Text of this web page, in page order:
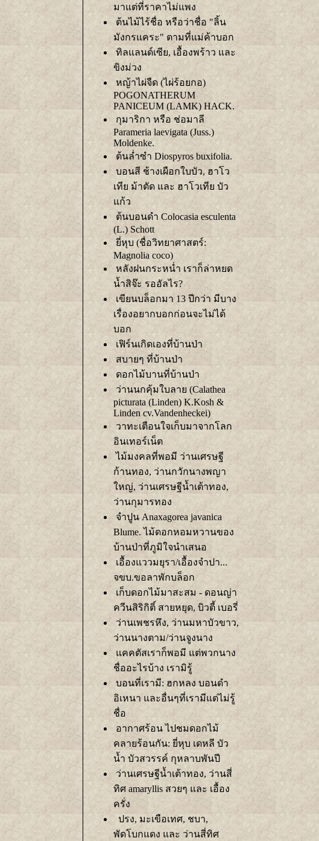
มาแต่ที่ราคาไม่แพง
ต้นไม้ไร้ชื่อ หรือว่าชื่อ "ลิ้น
มังกรแคระ" ตามที่แม่ค้าบอก
ทิลแลนด์เซีย, เอื้องพร้าว และ
ขิงม่วง
หญ้าไผ่จืด (ไผ่ร้อยกอ)
POGONATHERUM
PANICEUM (LAMK) HACK.
กุมาริกา หรือ ช่อมาลี
Parameria laevigata (Juss.)
Moldenke.
ต้นล่ำซำ Diospyros buxifolia.
บอนสี ช้างเผือกใบบัว, ฮาโว
เทีย ม้าตัด และ ฮาโวเทีย บัว
ก้ว
ต้นบอนดำ Colocasia esculenta
(L.) Schott
ี่หุบ (ชื่อวิทยาศาสตร์:
Magnolia coco)
หลังฝนกระหน่ำ เราก็ล่าหยด
น้ำสิจ๊ะ รออัลไร?
เขียนบล็อกมา 13 ปีกว่า มีบาง
เรื่องอยากบอกก่อนจะไม่ได้
บอก
เฟิร์นเกิดเองที่บ้านป่า
สบายๆ ที่บ้านป่า
ดอกไม้บานที่บ้านป่า
ว่านนกคุ้มใบลาย (Calathea
picturata (Linden) K.Kosh &
Linden cv.Vandenheckei)
วาทะเตือนใจเก็บมาจากโลก
อินเทอร์เน็ต
ไม้มงคลที่พอมี ว่านเศรษฐี
ก้านทอง, ว่านกวักนางพญา
หญ่, ว่านเศรษฐีน้ำเต้าทอง,
ว่านกุมารทอง
จำปูน Anaxagorea javanica
Blume. ไม้ดอกหอมหวานของ
บ้านป่าที่ภูมิใจนำเสนอ
เอื้องแววมยุรา/เอื้องจำปา...
จขบ.ขอลาพักบล็อก
เก็บดอกไม้มาสะสม - ดอนญ่า
ควีนสิริกิติ์ สายหยุด, บิวตี้ เบอรี่
ว่านเพชรหึง, ว่านมหาบัวขาว,
ว่านนางตาม/ว่านจูงนาง
คคตัสเราก็พอมี แต่พวกนาง
ชื่ออะไรบ้าง เรามิรู้
บอนที่เรามี: ฮกหลง บอนดำ
อิเหนา และอื่นๆที่เรามีแต่ไม่รู้
ชื่อ
อากาศร้อน ไปชมดอกไม้
คลายร้อนกัน: ยี่หุบ เดหลี บัว
น้ำ บัวสวรรค์ กุหลาบพันปี
ว่านเศรษฐีน้ำเต้าทอง, ว่านสี่
ทิศ amaryllis สวยๆ และ เอื้อง
ครั่ง
ปรง, มะเขือเทศ, ชบา,
พัดโบกแดง และ ว่านสี่ทิศ